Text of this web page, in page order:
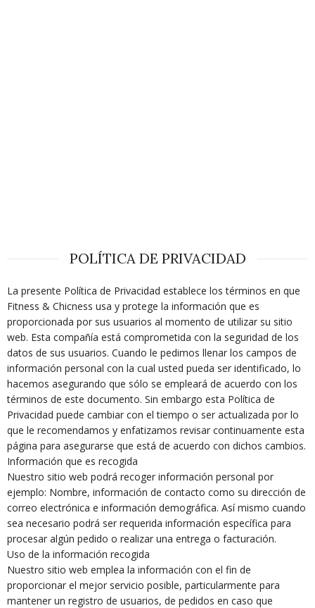
POLÍTICA DE PRIVACIDAD
La presente Política de Privacidad establece los términos en que
Fitness & Chicness usa y protege la información que es
proporcionada por sus usuarios al momento de utilizar su sitio
web. Esta compañía está comprometida con la seguridad de los
datos de sus usuarios. Cuando le pedimos llenar los campos de
información personal con la cual usted pueda ser identificado, lo
hacemos asegurando que sólo se empleará de acuerdo con los
términos de este documento. Sin embargo esta Política de
Privacidad puede cambiar con el tiempo o ser actualizada por lo
que le recomendamos y enfatizamos revisar continuamente esta
página para asegurarse que está de acuerdo con dichos cambios.
Información que es recogida
Nuestro sitio web podrá recoger información personal por
ejemplo: Nombre, información de contacto como su dirección de
correo electrónica e información demográfica. Así mismo cuando
sea necesario podrá ser requerida información específica para
procesar algún pedido o realizar una entrega o facturación.
Uso de la información recogida
Nuestro sitio web emplea la información con el fin de
proporcionar el mejor servicio posible, particularmente para
mantener un registro de usuarios, de pedidos en caso que